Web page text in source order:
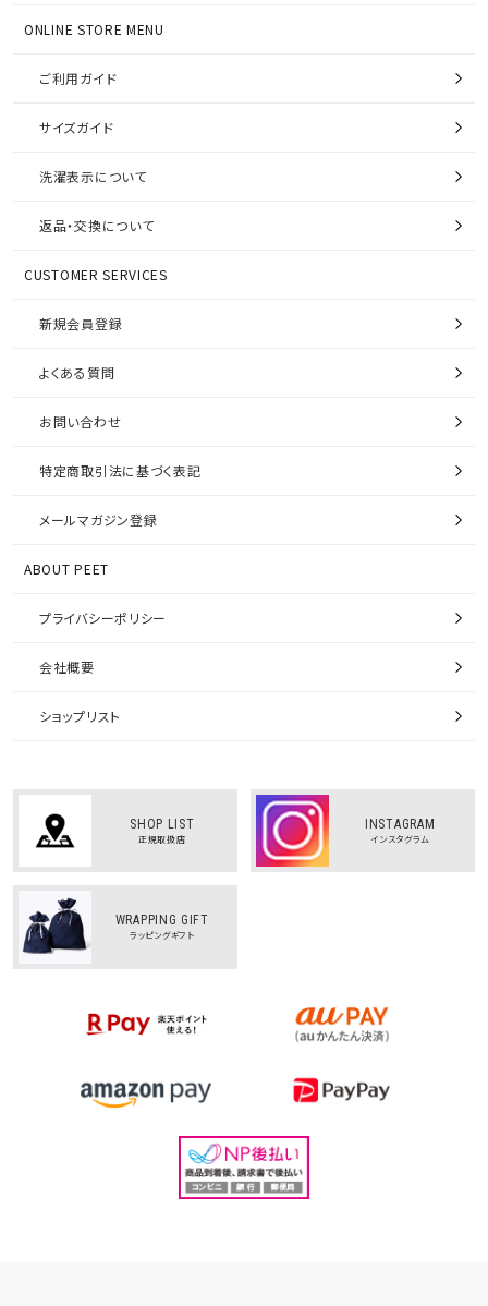
ONLINE STORE MENU
ご利用ガイド
サイズガイド
洗濯表示について
返品・交換について
CUSTOMER SERVICES
新規会員登録
よくある質問
お問い合わせ
特定商取引法に基づく表記
メールマガジン登録
ABOUT PEET
プライバシーポリシー
会社概要
ショップリスト
SHOP LIST
正規取扱店
INSTAGRAM
インスタグラム
WRAPPING GIFT
ラッピングギフト